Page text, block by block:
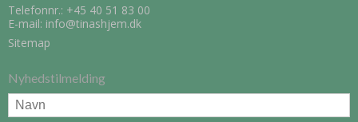
Telefonnr.: +45 40 51 83 00
E-mail: info@tinashjem.dk
Sitemap
Nyhedstilmelding